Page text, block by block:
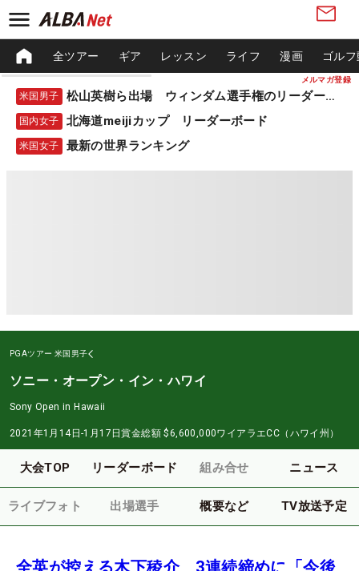
メルマガ登録
全ツアー ギア レッスン ライフ 漫画 ゴル
米国男子 松山英樹ら出場 ウィンダム選手権のリーダーボード
国内女子 北海道meijiカップ リーダーボード
米国女子 最新の世界ランキング
PGAツアー 米国男子
ソニー・オープン・イン・ハワイ
Sony Open in Hawaii
2021年1月14日-1月17日賞金総額 $6,600,000ワイアラエCC（ハワイ州）
大会TOP リーダーボード 組み合せ ニュース
ライブフォト 出場選手 概要など TV放送予定
全英が控える木下稜介 3連続締めに「今後